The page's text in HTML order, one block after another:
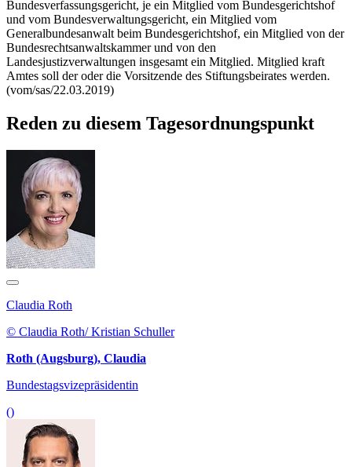
Bundesverfassungsgericht, je ein Mitglied vom Bundesgerichtshof
und vom Bundesverwaltungsgericht, ein Mitglied vom
Generalbundesanwalt beim Bundesgerichtshof, ein Mitglied von der
Bundesrechtsanwaltskammer und von den
Landesjustizverwaltungen insgesamt ein Mitglied. Mitglied kraft
Amtes soll der oder die Vorsitzende des Stiftungsbeirates werden.
(vom/sas/22.03.2019)
Reden zu diesem Tagesordnungspunkt
Claudia Roth
© Claudia Roth/ Kristian Schuller
Roth (Augsburg), Claudia
Bundestagsvizepräsidentin
()